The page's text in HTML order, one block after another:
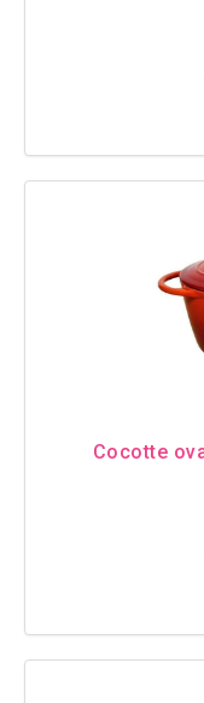
Cocotte